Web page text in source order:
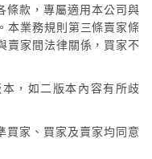
條款，專屬適用本公司與
本業務規則第三條賣家條
賣家間法律關係，買家不
，如二版本內容有所歧
買家、買家及賣家均同意